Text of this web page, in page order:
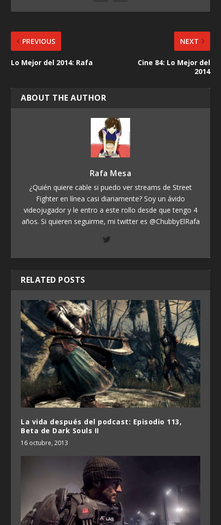
PREVIOUS
Lo Mejor del 2014: Rafa
NEXT
Cine 84: Lo Mejor del
2014
ABOUT THE AUTHOR
Rafa Mesa
¿Quién quiere cable si puedo ver streams de Street
Fighter en línea casi diariamente? Soy un ávido
videojugador y le entro a este rollo desde que tengo 4
años. Si quieren seguirme, mi twitter es @ChubbyElRafa
RELATED POSTS
La vida después del podcast: Episodio 113,
Beta de Dark Souls II
16 octubre, 2013